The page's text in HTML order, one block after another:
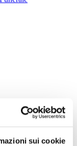
sui cookie
Funerari